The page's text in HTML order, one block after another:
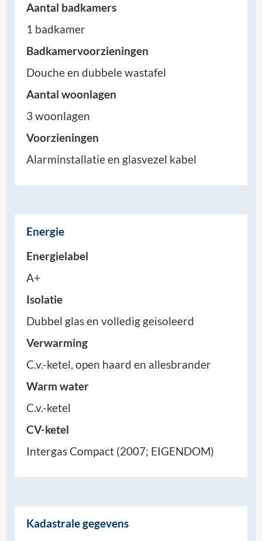
Aantal badkamers
1 badkamer
Badkamervoorzieningen
Douche en dubbele wastafel
Aantal woonlagen
3 woonlagen
Voorzieningen
Alarminstallatie en glasvezel kabel
Energie
Energielabel
A+
Isolatie
Dubbel glas en volledig geisoleerd
Verwarming
C.v.-ketel, open haard en allesbrander
Warm water
C.v.-ketel
CV-ketel
Intergas Compact (2007; EIGENDOM)
Kadastrale gegevens